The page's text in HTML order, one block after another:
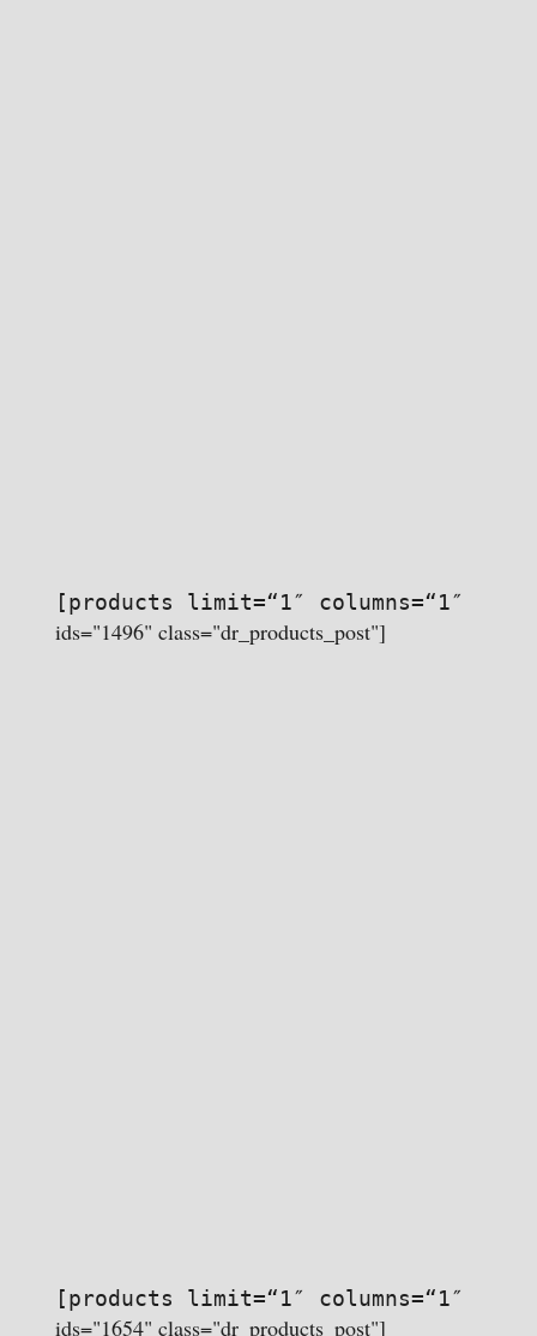
[products limit=“1″ columns=“1″
ids="1496" class="dr_products_post"]
[products limit=“1″ columns=“1″
ids="1654" class="dr_products_post"]